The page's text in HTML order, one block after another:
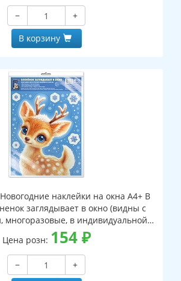
−
+
В корзину
наклейки на окна А4+ В
заглядывает в окно (видны с
многоразовые, в индивидуальной
и клеевым клапаном)
Цена розн: 154₽
−
+